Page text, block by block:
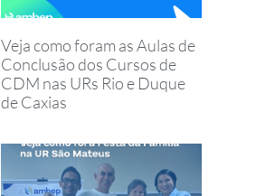
Veja como foram as Aulas de
Conclusão dos Cursos de
CDM nas URs Rio e Duque
de Caxias